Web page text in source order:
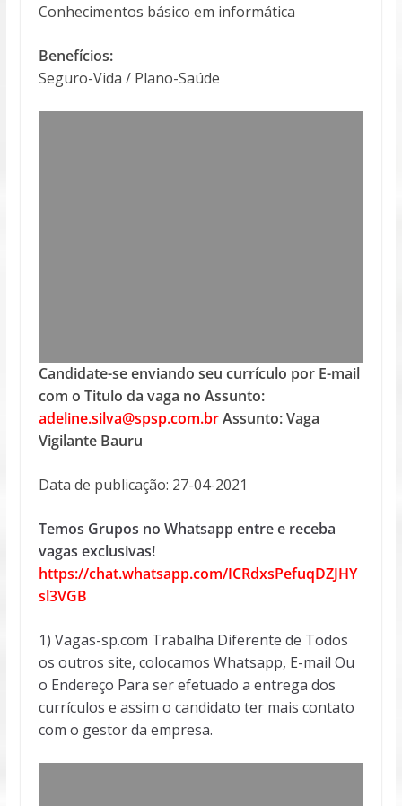
Conhecimentos básico em informática
Benefícios:
Seguro-Vida / Plano-Saúde
Candidate-se enviando seu currículo por E-mail
com o Titulo da vaga no Assunto:
adeline.silva@spsp.com.brAssunto: Vaga
Vigilante Bauru
Data de publicação: 27-04-2021
Temos Grupos no Whatsapp entre e receba
vagas exclusivas!
https://chat.whatsapp.com/ICRdxsPefuqDZJHY
sl3VGB
1) Vagas-sp.com Trabalha Diferente de Todos
os outros site, colocamos Whatsapp, E-mail Ou
o Endereço Para ser efetuado a entrega dos
currículos e assim o candidato ter mais contato
com o gestor da empresa.